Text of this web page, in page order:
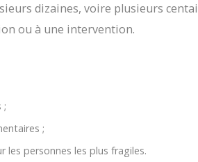
dizaines, voire plusieurs
ou à une intervention.
;
;
les personnes les plus fragiles.